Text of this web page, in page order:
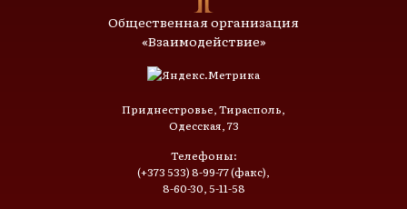
Общественная организация
«Взаимодействие»
Приднестровье, Тирасполь,
Одесская, 73
Телефоны:
(+373 533) 8-99-77 (факс),
8-60-30, 5-11-58